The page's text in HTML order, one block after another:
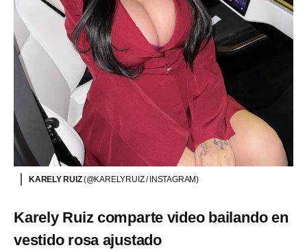
KARELY RUIZ(@KARELYRUIZ / INSTAGRAM)
Karely Ruiz comparte video bailando en
vestido rosa ajustado